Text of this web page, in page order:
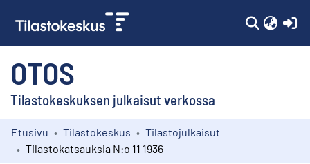
OTOS
Tilastokeskuksen julkaisut verkossa
Kokoelmat
Etusivu Tilastokeskus
Tilastojulkaisut
Tilastokatsauksia N:o 11 1936